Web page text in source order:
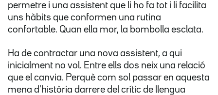
permetre i una assistent que li ho fa tot i li facilita
uns hàbits que conformen una rutina
confortable. Quan ella mor, la bombolla esclata.
Ha de contractar una nova assistent, a qui
inicialment no vol. Entre ells dos neix una relació
que el canvia. Perquè com sol passar en aquesta
mena d'història darrere del crític de llengua